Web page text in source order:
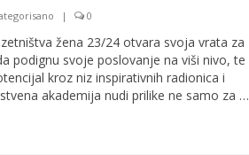
| 0
žena 23/24 otvara svoja vrata za
podignu svoje poslovanje na viši nivo, te
kroz niz inspirativnih radionica i
akademija nudi prilike ne samo za …